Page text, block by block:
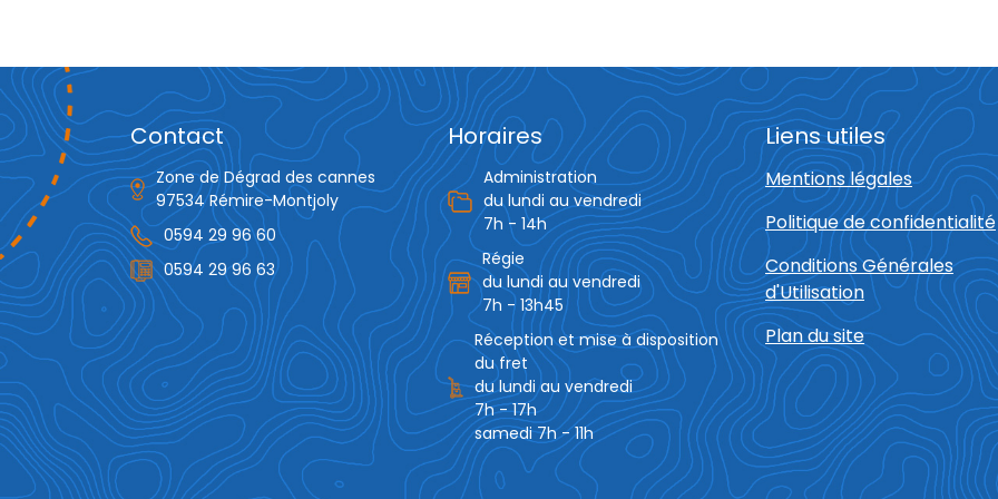
Contact
Zone de Dégrad des cannes
97534 Rémire-Montjoly
0594 29 96 60
0594 29 96 63
Horaires
Administration
du lundi au vendredi
7h - 14h
Régie
du lundi au vendredi
7h - 13h45
Réception et mise à disposition
du fret
du lundi au vendredi
7h - 17h
samedi 7h - 11h
Liens utiles
Mentions légales
Politique de confidentialité
Conditions Générales
d'Utilisation
Plan du site